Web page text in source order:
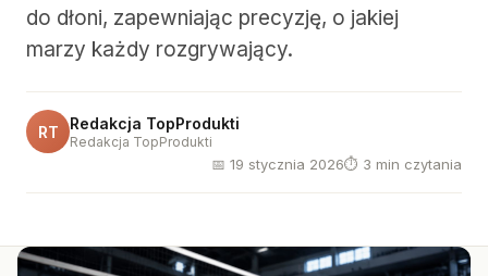
do dłoni, zapewniając precyzję, o jakiej
marzy każdy rozgrywający.
RT Redakcja TopProdukti
Redakcja TopProdukti
📅 19 stycznia 2026⏱ 3 min czytania